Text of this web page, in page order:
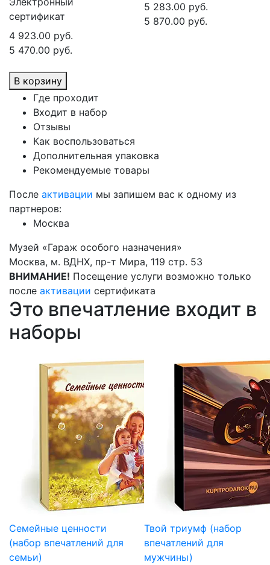
сертификат
4 923.00 руб.
5 470.00 руб.
5 283.00 руб.
5 870.00 руб.
В корзину
Где проходит
Входит в набор
Отзывы
Как воспользоваться
Дополнительная упаковка
Рекомендуемые товары
После активации мы запишем вас к одному из
партнеров:
Москва
Музей «Гараж особого назначения»
Москва, м. ВДНХ, пр-т Мира, 119 стр. 53
ВНИМАНИЕ! Посещение услуги возможно только
после активации сертификата
Это впечатление входит в
наборы
Семейные ценности
(набор впечатлений для
семьи)
Твой триумф (набор
впечатлений для
мужчины)